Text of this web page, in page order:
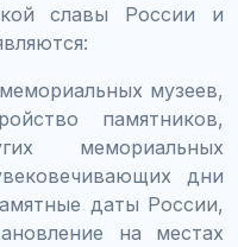
славы России и
музеев,
памятников,
мемориальных
дни
даты России,
на местах